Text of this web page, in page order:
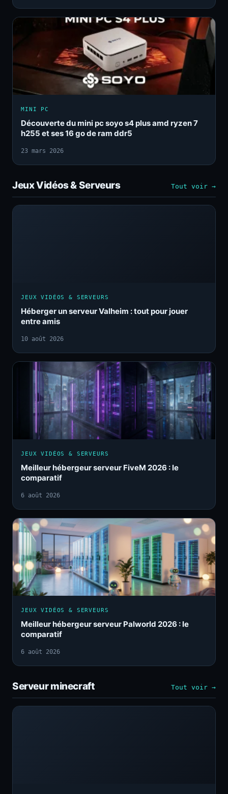
MINI PC
Découverte du mini pc soyo s4 plus amd ryzen 7
h255 et ses 16 go de ram ddr5
23 mars 2026
Jeux Vidéos & Serveurs Tout voir →
JEUX VIDÉOS & SERVEURS
Héberger un serveur Valheim : tout pour jouer
entre amis
10 août 2026
JEUX VIDÉOS & SERVEURS
Meilleur hébergeur serveur FiveM 2026 : le
comparatif
6 août 2026
JEUX VIDÉOS & SERVEURS
Meilleur hébergeur serveur Palworld 2026 : le
comparatif
6 août 2026
Serveur minecraft Tout voir →